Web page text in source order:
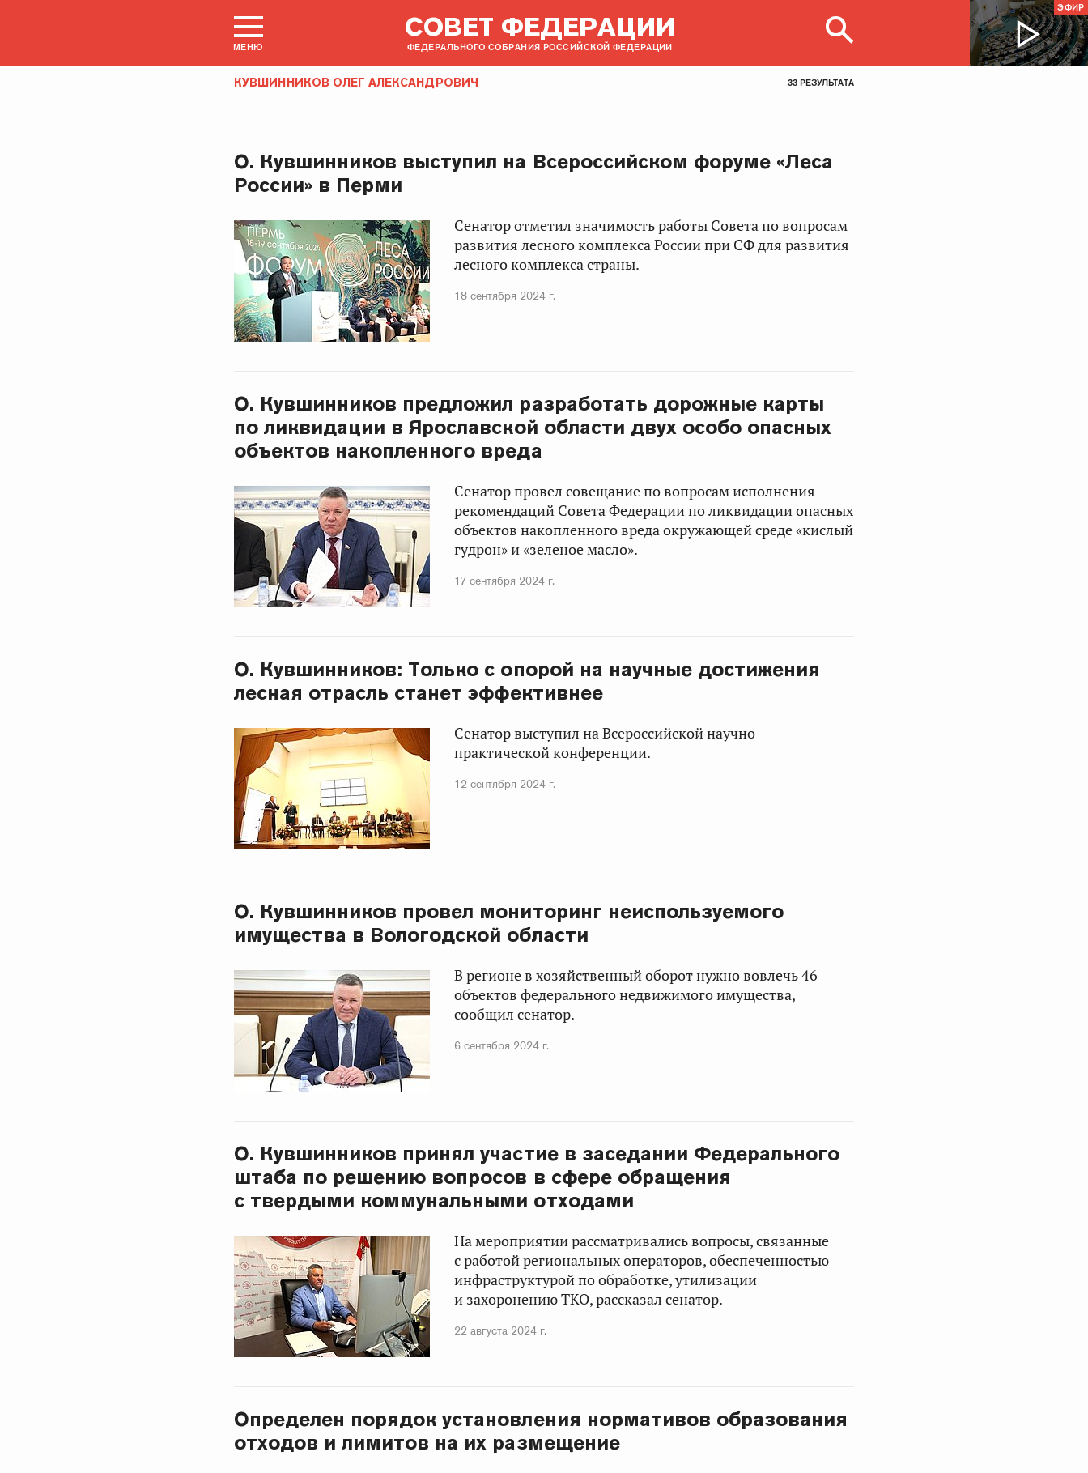
МЕНЮ
СОВЕТ ФЕДЕРАЦИИ
ФЕДЕРАЛЬНОГО СОБРАНИЯ РОССИЙСКОЙ ФЕДЕРАЦИИ
ЭФИР
КУВШИННИКОВ ОЛЕГ АЛЕКСАНДРОВИЧ 33 РЕЗУЛЬТАТА
О. Кувшинников выступил на Всероссийском форуме «Леса
России» в Перми
Сенатор отметил значимость работы Совета по вопросам
развития лесного комплекса России при СФ для развития
лесного комплекса страны.
18 сентября 2024 г.
О. Кувшинников предложил разработать дорожные карты
по ликвидации в Ярославской области двух особо опасных
объектов накопленного вреда
Сенатор провел совещание по вопросам исполнения
рекомендаций Совета Федерации по ликвидации опасных
объектов накопленного вреда окружающей среде «кислый
гудрон» и «зеленое масло».
17 сентября 2024 г.
О. Кувшинников: Только с опорой на научные достижения
лесная отрасль станет эффективнее
Сенатор выступил на Всероссийской научно-
практической конференции.
12 сентября 2024 г.
О. Кувшинников провел мониторинг неиспользуемого
имущества в Вологодской области
В регионе в хозяйственный оборот нужно вовлечь 46
объектов федерального недвижимого имущества,
сообщил сенатор.
6 сентября 2024 г.
О. Кувшинников принял участие в заседании Федерального
штаба по решению вопросов в сфере обращения
с твердыми коммунальными отходами
На мероприятии рассматривались вопросы, связанные
с работой региональных операторов, обеспеченностью
инфраструктурой по обработке, утилизации
и захоронению ТКО, рассказал сенатор.
22 августа 2024 г.
Определен порядок установления нормативов образования
отходов и лимитов на их размещение